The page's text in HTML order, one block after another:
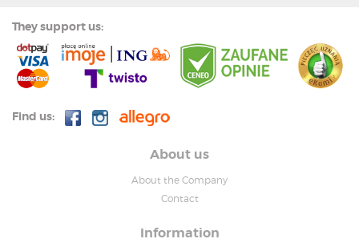
They support us:
Find us:
About us
About the Company
Contact
Information